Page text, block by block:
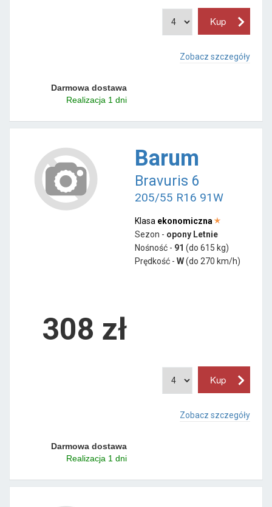
Zobacz szczegóły
Darmowa dostawa
Realizacja 1 dni
Barum
Bravuris 6
205/55 R16 91W
Klasa ekonomiczna
Sezon - opony Letnie
Nośność - 91 (do 615 kg)
Prędkość - W(do 270 km/h)
308 zł
Zobacz szczegóły
Darmowa dostawa
Realizacja 1 dni